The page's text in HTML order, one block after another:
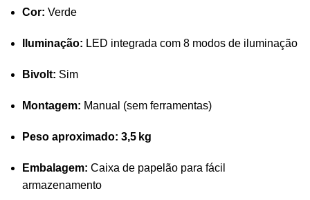
Cor: Verde
Iluminação: LED integrada com 8 modos de iluminação
Bivolt: Sim
Montagem: Manual (sem ferramentas)
Peso aproximado: 3,5 kg
Embalagem: Caixa de papelão para fácil
armazenamento